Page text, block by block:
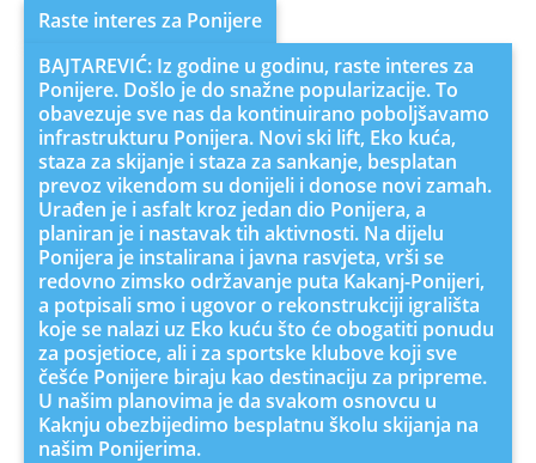
Raste interes za Ponijere
BAJTAREVIĆ: Iz godine u godinu, raste interes za
Ponijere. Došlo je do snažne popularizacije. To
obavezuje sve nas da kontinuirano poboljšavamo
infrastrukturu Ponijera. Novi ski lift, Eko kuća,
staza za skijanje i staza za sankanje, besplatan
prevoz vikendom su donijeli i donose novi zamah.
Urađen je i asfalt kroz jedan dio Ponijera, a
planiran je i nastavak tih aktivnosti. Na dijelu
Ponijera je instalirana i javna rasvjeta, vrši se
redovno zimsko održavanje puta Kakanj-Ponijeri,
a potpisali smo i ugovor o rekonstrukciji igrališta
koje se nalazi uz Eko kuću što će obogatiti ponudu
za posjetioce, ali i za sportske klubove koji sve
češće Ponijere biraju kao destinaciju za pripreme.
U našim planovima je da svakom osnovcu u
Kaknju obezbijedimo besplatnu školu skijanja na
našim Ponijerima.